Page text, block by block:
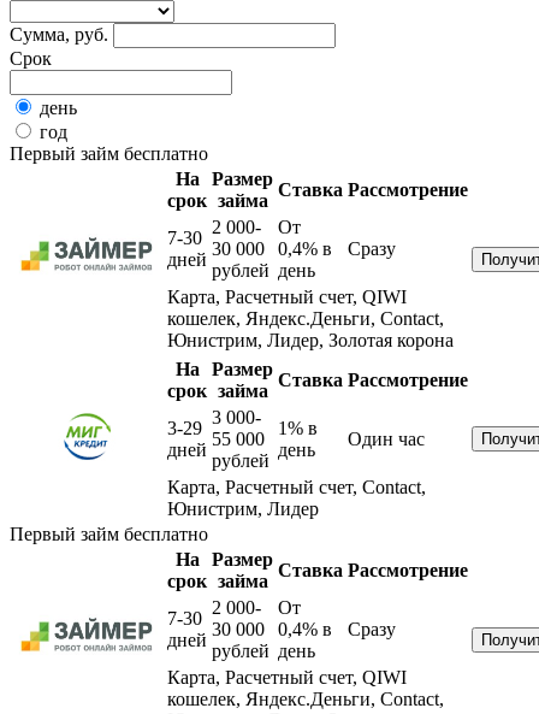
Сумма, руб.
Срок
день
год
Первый займ бесплатно
На
срок
Размер
займа
Ставка Рассмотрение
7-30
дней
2 000-
30 000
рублей
От
0,4% в
день
Сразу
Карта, Расчетный счет, QIWI
кошелек, Яндекс.Деньги, Contact,
Юнистрим, Лидер, Золотая корона
На
срок
Размер
займа
Ставка Рассмотрение
3-29
дней
3 000-
55 000
рублей
1% в
день
Один час
Карта, Расчетный счет, Contact,
Юнистрим, Лидер
Первый займ бесплатно
На
срок
Размер
займа
Ставка Рассмотрение
7-30
дней
2 000-
30 000
рублей
От
0,4% в
день
Сразу
Карта, Расчетный счет, QIWI
кошелек, Яндекс.Деньги, Contact,